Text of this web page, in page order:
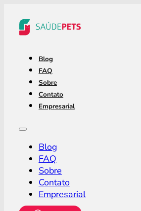
Blog
FAQ
Sobre
Contato
Empresarial
Blog
FAQ
Sobre
Contato
Empresarial